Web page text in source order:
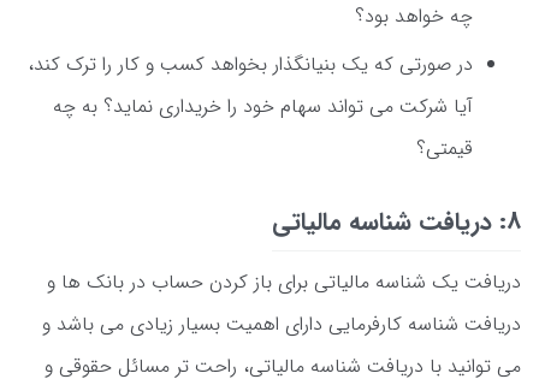
چه خواهد بود؟
در صورتی که یک بنیانگذار بخواهد کسب و کار را ترک کند،
آیا شرکت می تواند سهام خود را خریداری نماید؟ به چه
قیمتی؟
8: دریافت شناسه مالیاتی
دریافت یک شناسه مالیاتی برای باز کردن حساب در بانک ها و
دریافت شناسه کارفرمایی دارای اهمیت بسیار زیادی می باشد و
می توانید با دریافت شناسه مالیاتی، راحت تر مسائل حقوقی و